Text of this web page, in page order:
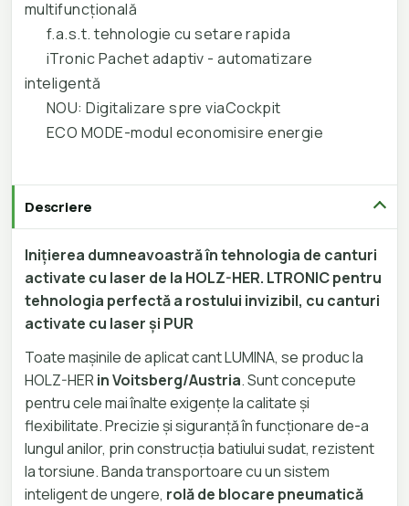
multifuncțională
f.a.s.t. tehnologie cu setare rapida
iTronic Pachet adaptiv - automatizare
inteligentă
NOU: Digitalizare spre viaCockpit
ECO MODE-modul economisire energie
Descriere
Inițierea dumneavoastră în tehnologia de canturi
activate cu laser de la HOLZ-HER. LTRONIC pentru
tehnologia perfectă a rostului invizibil, cu canturi
activate cu laser și PUR
Toate mașinile de aplicat cant LUMINA, se produc la
HOLZ-HER in Voitsberg/Austria. Sunt concepute
pentru cele mai înalte exigențe la calitate și
flexibilitate. Precizie și siguranță în funcționare de-a
lungul anilor, prin construcția batiului sudat, rezistent
la torsiune. Banda transportoare cu un sistem
inteligent de ungere, rolă de blocare pneumatică